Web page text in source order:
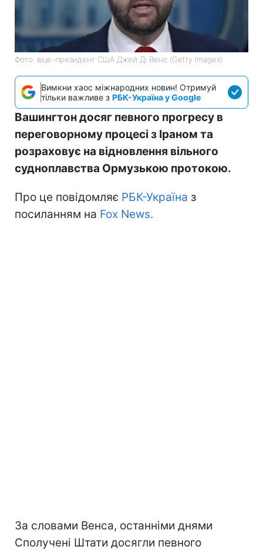
Фото: віце-президент США Джей Ді Венс (Getty Images)
Вимкни хаос міжнародних новин! Отримуй
тільки важливе з РБК-Україна у Google
Вашингтон досяг певного прогресу в
переговорному процесі з Іраном та
розраховує на відновлення вільного
судноплавства Ормузькою протокою.
Про це повідомляє РБК-Україна з
посиланням на Fox News.
За словами Венса, останніми днями
Сполучені Штати досягли певного